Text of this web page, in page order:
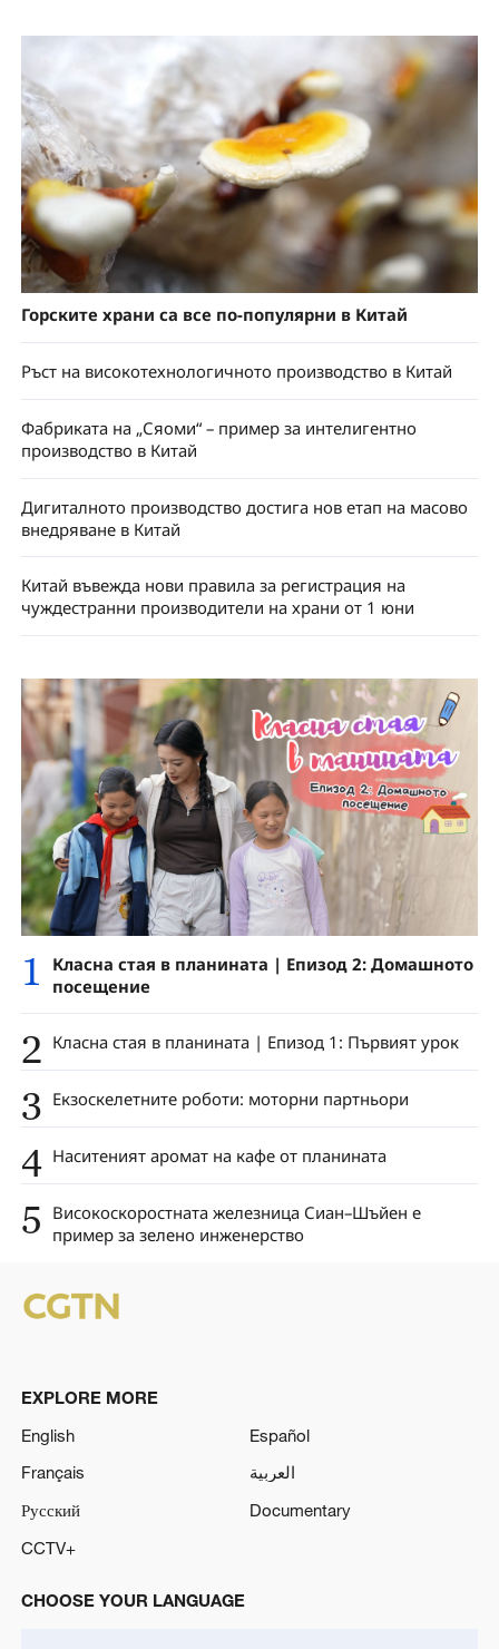
Горските храни са все по-популярни в Китай
Ръст на високотехнологичното производство в Китай
Фабриката на „Сяоми“ – пример за интелигентно
производство в Китай
Дигиталното производство достига нов етап на масово
внедряване в Китай
Китай въвежда нови правила за регистрация на
чуждестранни производители на храни от 1 юни
1
Класна стая в планината | Епизод 2: Домашното
посещение
2 Класна стая в планината | Епизод 1: Първият урок
3 Екзоскелетните роботи: моторни партньори
4 Наситеният аромат на кафе от планината
5 Високоскоростната железница Сиан–Шъйен е
пример за зелено инженерство
EXPLORE MORE
English
Español
Français
العربية
Русский
Documentary
CCTV+
CHOOSE YOUR LANGUAGE